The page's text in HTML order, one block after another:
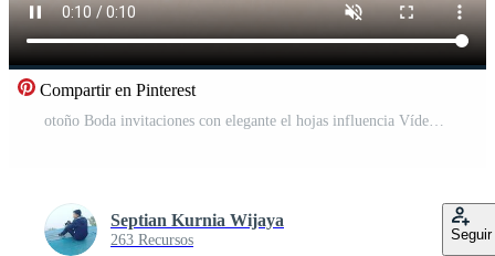
Compartir en Pinterest
Septian Kurnia Wijaya
263 Recursos Seguir